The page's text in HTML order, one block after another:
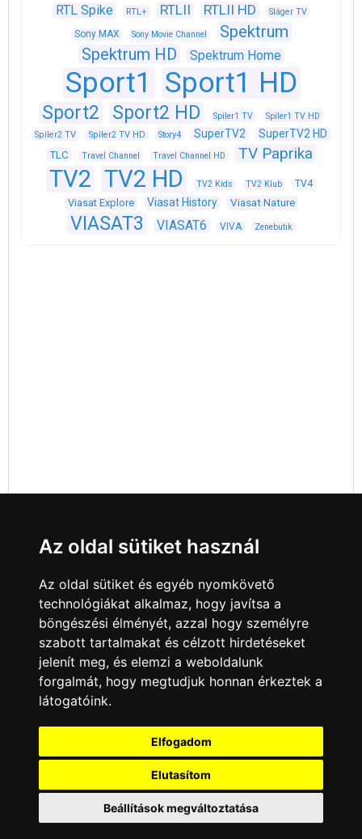
RTL Spike RTL+ RTLII RTLII HD Sláger TV
Sony MAX Sony Movie Channel
Spektrum
Spektrum HD
Spektrum Home
Sport1 Sport1 HD
Sport2 Sport2 HD Spíler1 TV
Spíler1 TV HD
Spíler2 TV
Spíler2 TV HD Story4 SuperTV2 SuperTV2 HD
TLC Travel Channel Travel Channel HD TV Paprika
TV2 TV2 HD TV2 Kids TV2 Klub TV4
Viasat Explore Viasat History Viasat Nature
VIASAT3 VIASAT6 VIVA Zenebutik
Minden jog fenntartva © 2008 - 2026
A csatornák a műsorváltoztatás jogát
fenntartják! A portál üzemeltetője semmiféle
felelősséget nem vállal a weboldalon
megjelentetett hirdetések tartalmáért, illetve a
hirdetésekhez feltöltött képekért!
Az oldal sütiket használ
Az oldal sütiket és egyéb nyomkövető
technológiákat alkalmaz, hogy javítsa a
böngészési élményét, azzal hogy személyre
szabott tartalmakat és célzott hirdetéseket
jelenít meg, és elemzi a weboldalunk
forgalmát, hogy megtudjuk honnan érkeztek a
látogatóink.
Elfogadom
Elutasítom
Beállítások megváltoztatása